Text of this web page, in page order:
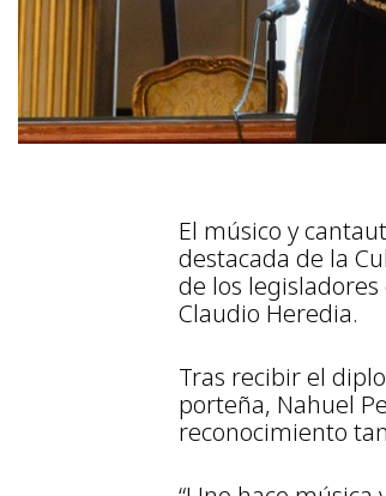
El músico y
destacada de la
de los
Claudio Heredia.
Tras recibir el
porteña, Nahuel
reconocimiento